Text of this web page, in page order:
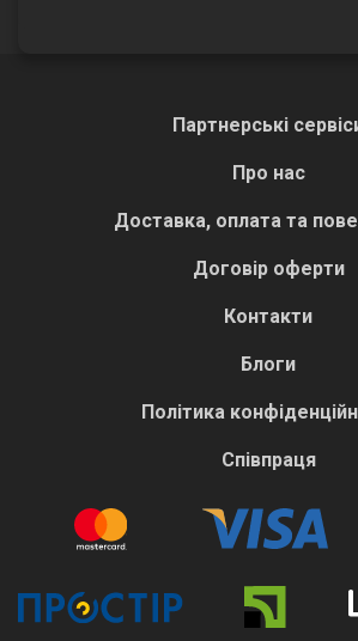
Партнерські
Про нас
Доставка, оплата та
Договір оферти
Контакти
Блоги
Політика
Співпраця